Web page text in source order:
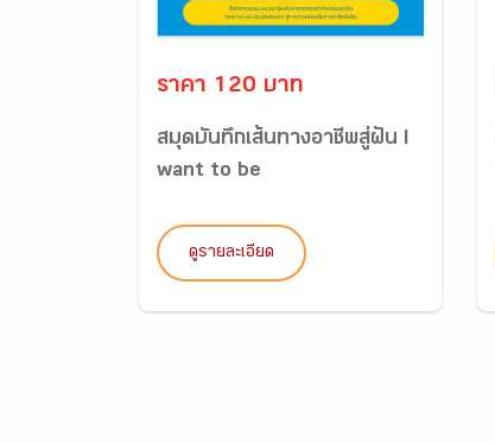
ราคา 120 บาท
สมุดบันทึกเส้นทางอาชีพสู่ฝัน I
want to be
ดูรายละเอียด